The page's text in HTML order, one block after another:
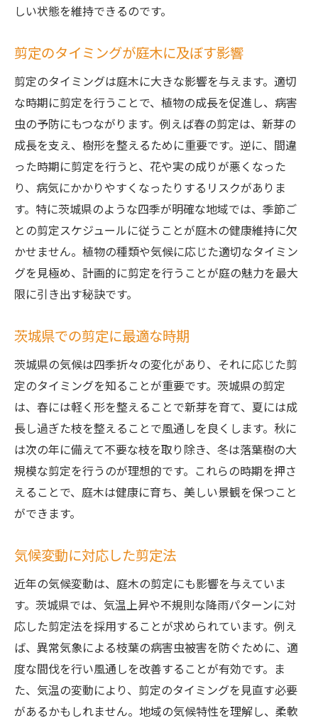
しい状態を維持できるのです。
剪定のタイミングが庭木に及ぼす影響
剪定のタイミングは庭木に大きな影響を与えます。適切
な時期に剪定を行うことで、植物の成長を促進し、病害
虫の予防にもつながります。例えば春の剪定は、新芽の
成長を支え、樹形を整えるために重要です。逆に、間違
った時期に剪定を行うと、花や実の成りが悪くなった
り、病気にかかりやすくなったりするリスクがありま
す。特に茨城県のような四季が明確な地域では、季節ご
との剪定スケジュールに従うことが庭木の健康維持に欠
かせません。植物の種類や気候に応じた適切なタイミン
グを見極め、計画的に剪定を行うことが庭の魅力を最大
限に引き出す秘訣です。
茨城県での剪定に最適な時期
茨城県の気候は四季折々の変化があり、それに応じた剪
定のタイミングを知ることが重要です。茨城県の剪定
は、春には軽く形を整えることで新芽を育て、夏には成
長し過ぎた枝を整えることで風通しを良くします。秋に
は次の年に備えて不要な枝を取り除き、冬は落葉樹の大
規模な剪定を行うのが理想的です。これらの時期を押さ
えることで、庭木は健康に育ち、美しい景観を保つこと
ができます。
気候変動に対応した剪定法
近年の気候変動は、庭木の剪定にも影響を与えていま
す。茨城県では、気温上昇や不規則な降雨パターンに対
応した剪定法を採用することが求められています。例え
ば、異常気象による枝葉の病害虫被害を防ぐために、適
度な間伐を行い風通しを改善することが有効です。ま
た、気温の変動により、剪定のタイミングを見直す必要
があるかもしれません。地域の気候特性を理解し、柔軟